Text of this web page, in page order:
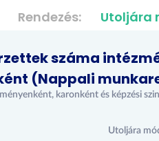
Rendezés
száma
(Nappali
karonként és képzési
Utoljára